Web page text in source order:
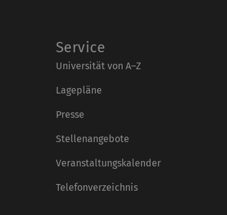
Service
Universität von A–Z
Lagepläne
Presse
Stellenangebote
Veranstaltungskalender
Telefonverzeichnis